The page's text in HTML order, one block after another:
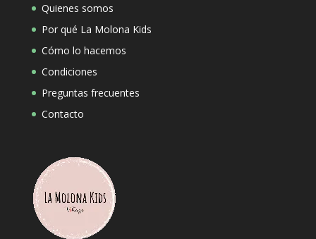
Quienes somos
Por qué La Molona Kids
Cómo lo hacemos
Condiciones
Preguntas frecuentes
Contacto